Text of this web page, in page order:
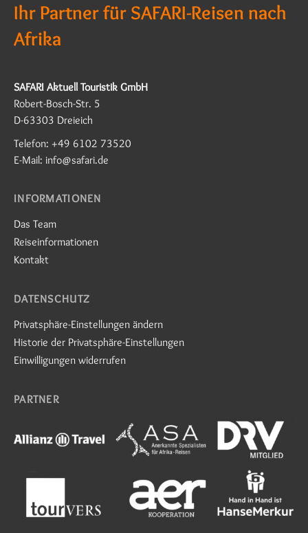
Ihr Partner für SAFARI-Reisen nach
Afrika
SAFARI Aktuell Touristik GmbH
Robert-Bosch-Str. 5
D-63303 Dreieich
Telefon: +49 6102 73520
E-Mail: info@safari.de
INFORMATIONEN
Das Team
Reiseinformationen
Kontakt
DATENSCHUTZ
Privatsphäre-Einstellungen ändern
Historie der Privatsphäre-Einstellungen
Einwilligungen widerrufen
PARTNER